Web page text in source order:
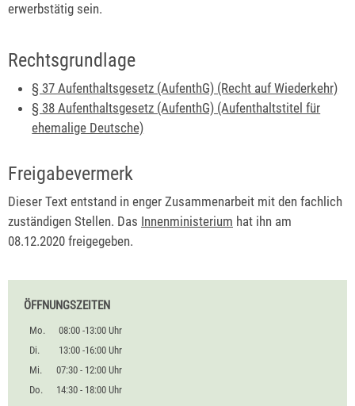
erwerbstätig sein.
Rechtsgrundlage
§ 37 Aufenthaltsgesetz (AufenthG) (Recht auf Wiederkehr)
§ 38 Aufenthaltsgesetz (AufenthG) (Aufenthaltstitel für
ehemalige Deutsche)
Freigabevermerk
Dieser Text entstand in enger Zusammenarbeit mit den fachlich
zuständigen Stellen. Das Innenministerium hat ihn am
08.12.2020 freigegeben.
ÖFFNUNGSZEITEN
Mo.
08:00 -13:00 Uhr
Di.
13:00 -16:00 Uhr
Mi.
07:30 - 12:00 Uhr
Do.
14:30 - 18:00 Uhr